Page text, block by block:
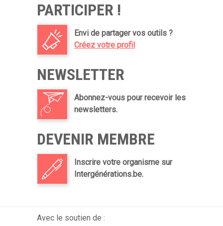
PARTICIPER !
Envi de partager vos outils ?
Créez votre profil
NEWSLETTER
Abonnez-vous pour recevoir les
newsletters.
DEVENIR MEMBRE
Inscrire votre organisme sur
Intergénérations.be.
Avec le soutien de :